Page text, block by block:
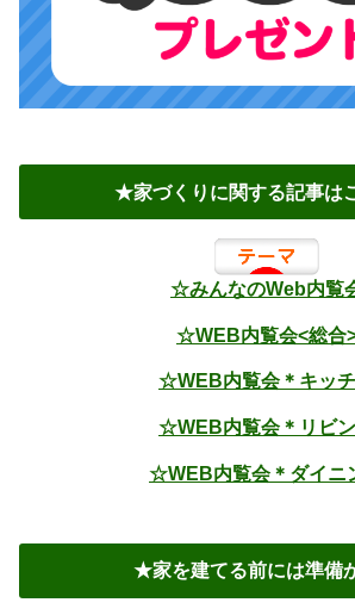
★家づくりに関する記事は
☆みんなのWeb内覧
☆WEB内覧会<総合
☆WEB内覧会＊キッ
☆WEB内覧会＊リビ
☆WEB内覧会＊ダイニ
★家を建てる前には準備